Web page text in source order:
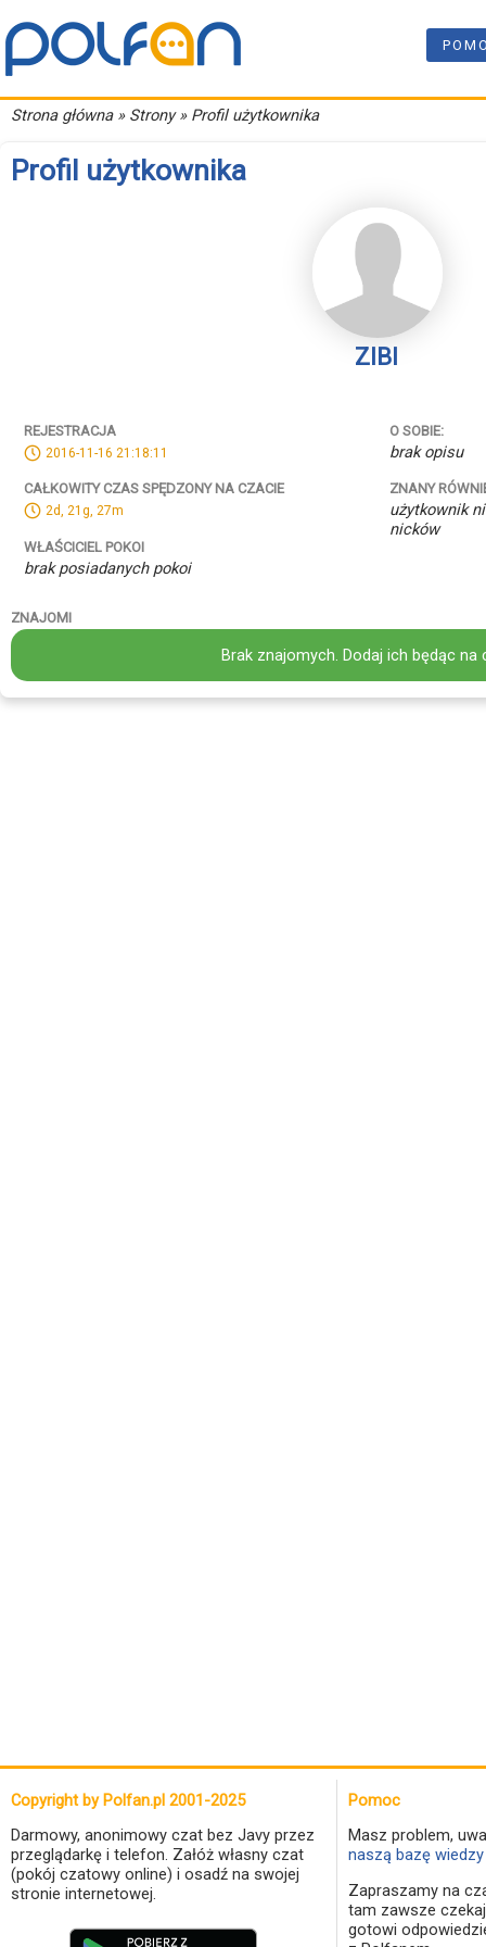
Strona główna» Strony » Profil użytkownika
Profil użytkownika
ZIBI
REJESTRACJA
2016-11-16 21:18:11
CAŁKOWITY CZAS SPĘDZONY NA CZACIE
2d, 21g, 27m
WŁAŚCICIEL POKOI
brak posiadanych pokoi
O SOBIE:
brak opisu
ZNANY
użytkownik
nicków
ZNAJOMI
Brak znajomych. Dodaj ich będąc na
Copyright by Polfan.pl 2001-2025
Darmowy, anonimowy czat bez Javy przez
przeglądarkę i telefon. Załóż własny czat
(pokój czatowy online) i osadź na swojej
stronie internetowej.
Pomoc
Masz problem,
naszą bazę
Zapraszamy na
tam zawsze
gotowi